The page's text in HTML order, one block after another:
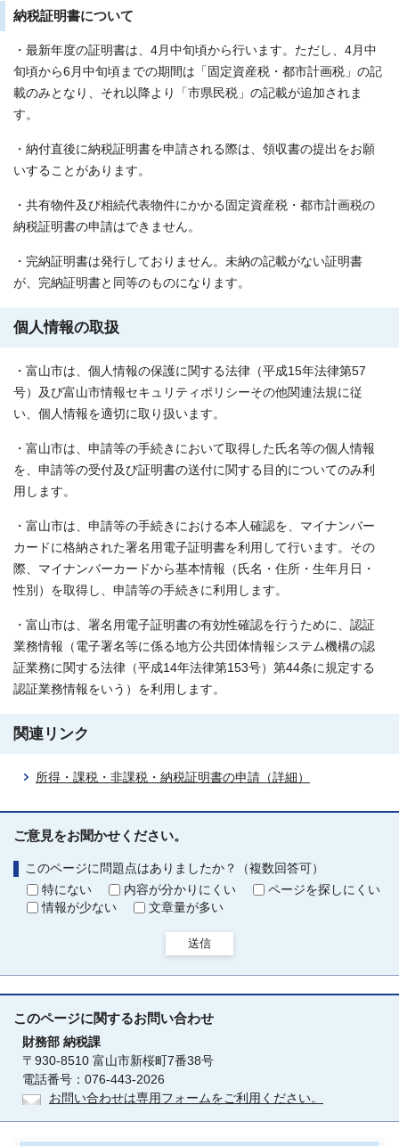
納税証明書について
・最新年度の証明書は、4月中旬頃から行います。ただし、4月中
旬頃から6月中旬頃までの期間は「固定資産税・都市計画税」の記
載のみとなり、それ以降より「市県民税」の記載が追加されま
す。
・納付直後に納税証明書を申請される際は、領収書の提出をお願
いすることがあります。
・共有物件及び相続代表物件にかかる固定資産税・都市計画税の
納税証明書の申請はできません。
・完納証明書は発行しておりません。未納の記載がない証明書
が、完納証明書と同等のものになります。
個人情報の取扱
・富山市は、個人情報の保護に関する法律（平成15年法律第57
号）及び富山市情報セキュリティポリシーその他関連法規に従
い、個人情報を適切に取り扱います。
・富山市は、申請等の手続きにおいて取得した氏名等の個人情報
を、申請等の受付及び証明書の送付に関する目的についてのみ利
用します。
・富山市は、申請等の手続きにおける本人確認を、マイナンバー
カードに格納された署名用電子証明書を利用して行います。その
際、マイナンバーカードから基本情報（氏名・住所・生年月日・
性別）を取得し、申請等の手続きに利用します。
・富山市は、署名用電子証明書の有効性確認を行うために、認証
業務情報（電子署名等に係る地方公共団体情報システム機構の認
証業務に関する法律（平成14年法律第153号）第44条に規定する
認証業務情報をいう）を利用します。
関連リンク
所得・課税・非課税・納税証明書の申請（詳細）
ご意見をお聞かせください。
このページに問題点はありましたか？（複数回答可）
特にない
内容が分かりにくい
ページを探しにくい
情報が少ない
文章量が多い
送信
このページに関するお問い合わせ
財務部 納税課
〒930-8510 富山市新桜町7番38号
電話番号：076-443-2026
お問い合わせは専用フォームをご利用ください。